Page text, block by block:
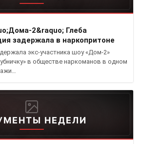
2&raquo; Глеба
задержала в наркопритоне
экс-участника шоу «Дом-2»
в обществе наркоманов в одном
НЕДЕЛИ